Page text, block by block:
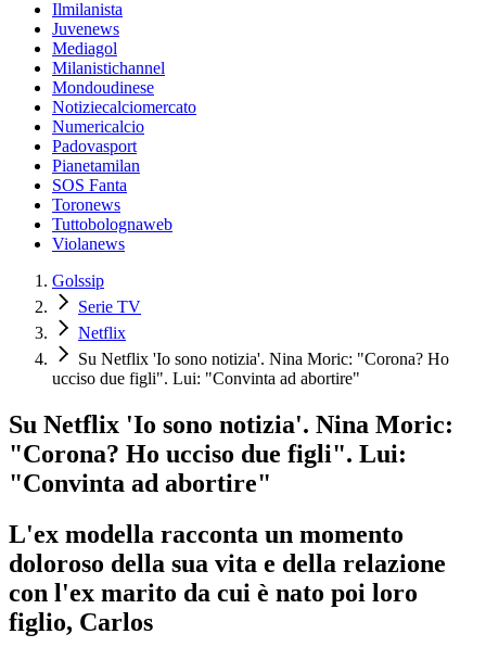
Ilmilanista
Juvenews
Mediagol
Milanistichannel
Mondoudinese
Notiziecalciomercato
Numericalcio
Padovasport
Pianetamilan
SOS Fanta
Toronews
Tuttobolognaweb
Violanews
Golssip
Serie TV
Netflix
Su Netflix 'Io sono notizia'. Nina Moric: "Corona? Ho
ucciso due figli". Lui: "Convinta ad abortire"
Su Netflix 'Io sono notizia'. Nina Moric:
"Corona? Ho ucciso due figli". Lui:
"Convinta ad abortire"
L'ex modella racconta un momento
doloroso della sua vita e della relazione
con l'ex marito da cui è nato poi loro
figlio, Carlos